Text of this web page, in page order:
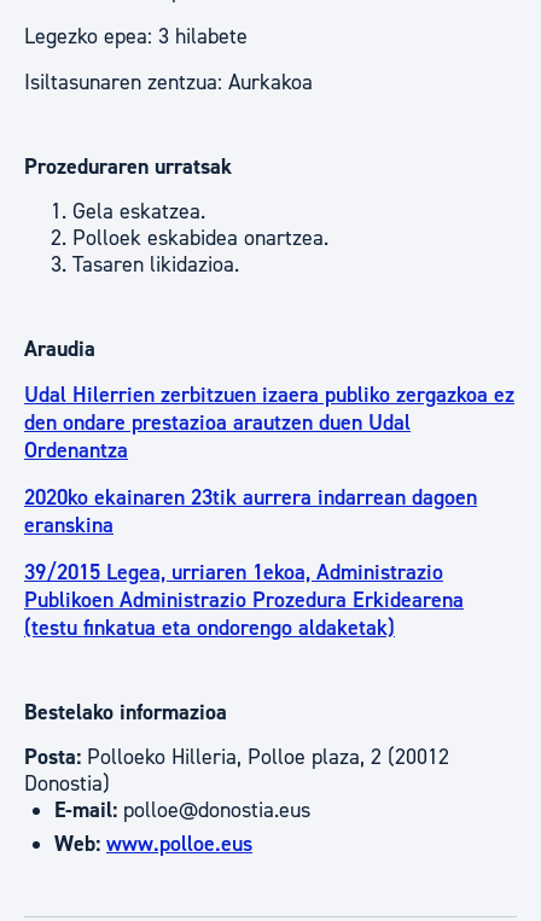
Legezko epea: 3 hilabete
Isiltasunaren zentzua: Aurkakoa
Prozeduraren urratsak
Gela eskatzea.
Polloek eskabidea onartzea.
Tasaren likidazioa.
Araudia
Udal Hilerrien zerbitzuen izaera publiko zergazkoa ez
den ondare prestazioa arautzen duen Udal
Ordenantza
2020ko ekainaren 23tik aurrera indarrean dagoen
eranskina
39/2015 Legea, urriaren 1ekoa, Administrazio
Publikoen Administrazio Prozedura Erkidearena
(testu finkatua eta ondorengo aldaketak)
Bestelako informazioa
Posta: Polloeko Hilleria, Polloe plaza, 2 (20012
Donostia)
E-mail: polloe@donostia.eus
Web: www.polloe.eus